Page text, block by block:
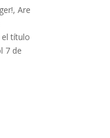
Are
título
7 de